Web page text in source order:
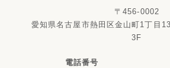
〒456-0002
愛知県名古屋市熱田区金山町1丁目
3F
電話番号